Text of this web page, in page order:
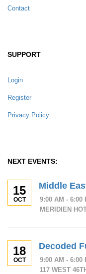
Contact
SUPPORT
Login
Register
Privacy Policy
NEXT EVENTS:
15
OCT
Middle
9:00 AM - 6:00
MERIDIEN
18
OCT
Decoded
9:00 AM - 6:00
117 WEST